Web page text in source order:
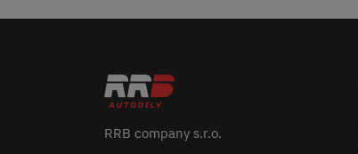
RRB company s.r.o.